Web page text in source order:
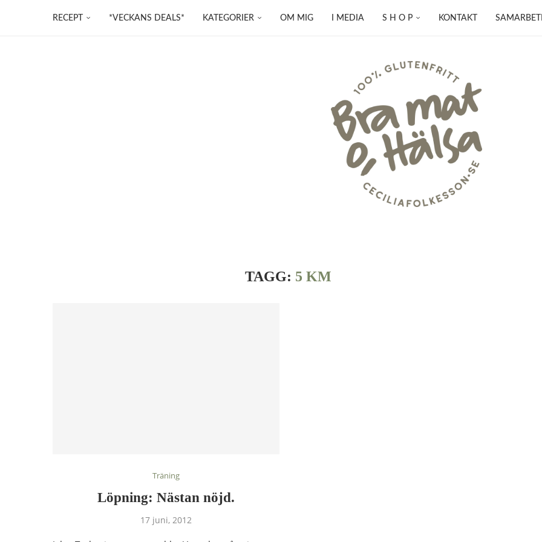
RECEPT *VECKANS DEALS* KATEGORIER OM MIG I MEDIA S H O P KONTAKT
TAGG: 5 KM
Träning
Löpning: Nästan nöjd.
17 juni, 2012